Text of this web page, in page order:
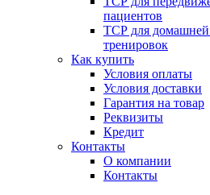
пациентов
ТСР для домашней
тренировок
Как купить
Условия оплаты
Условия доставки
Гарантия на товар
Реквизиты
Кредит
Контакты
О компании
Контакты